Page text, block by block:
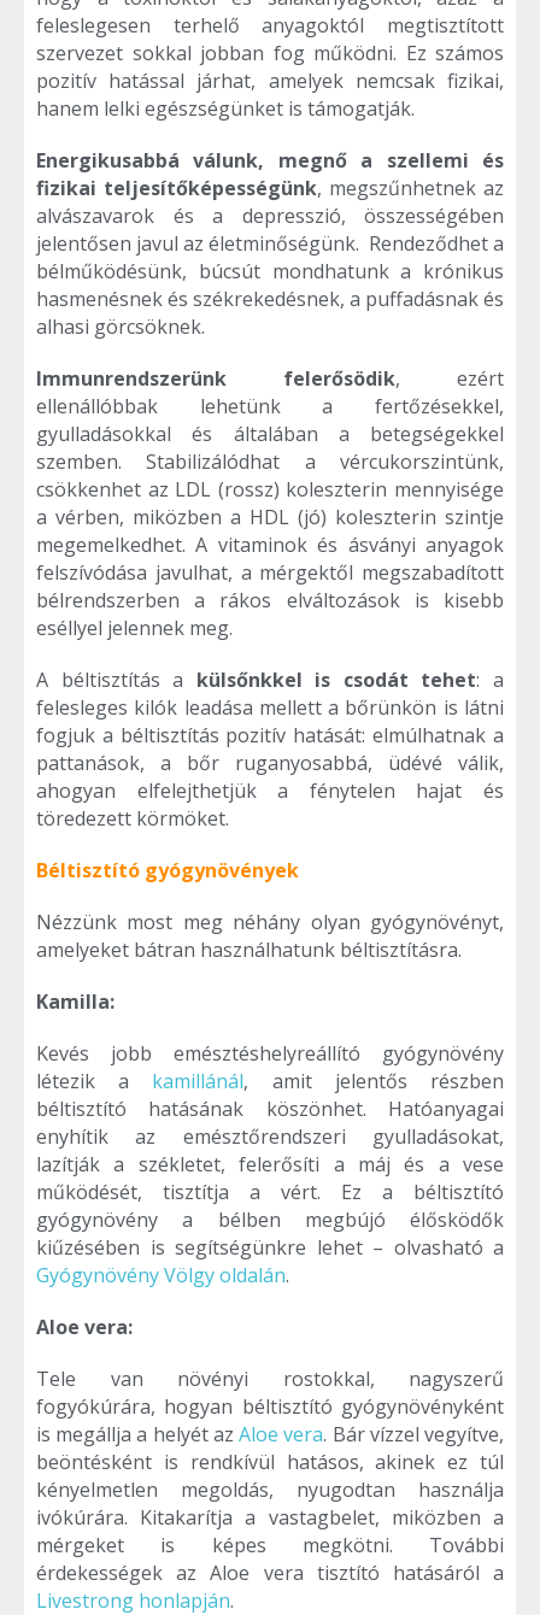
feleslegesen terhelő anyagoktól megtisztított
szervezet sokkal jobban fog működni. Ez számos
pozitív hatással járhat, amelyek nemcsak fizikai,
hanem lelki egészségünket is támogatják.
Energikusabbá válunk, megnő a szellemi és
fizikai teljesítőképességünk, megszűnhetnek az
alvászavarok és a depresszió, összességében
jelentősen javul az életminőségünk. Rendeződhet a
bélműködésünk, búcsút mondhatunk a krónikus
hasmenésnek és székrekedésnek, a puffadásnak és
alhasi görcsöknek.
Immunrendszerünk felerősödik, ezért
ellenállóbbak lehetünk a fertőzésekkel,
gyulladásokkal és általában a betegségekkel
szemben. Stabilizálódhat a vércukorszintünk,
csökkenhet az LDL (rossz) koleszterin mennyisége
a vérben, miközben a HDL (jó) koleszterin szintje
megemelkedhet. A vitaminok és ásványi anyagok
felszívódása javulhat, a mérgektől megszabadított
bélrendszerben a rákos elváltozások is kisebb
eséllyel jelennek meg.
A béltisztítás a külsőnkkel is csodát tehet: a
felesleges kilók leadása mellett a bőrünkön is látni
fogjuk a béltisztítás pozitív hatását: elmúlhatnak a
pattanások, a bőr ruganyosabbá, üdévé válik,
ahogyan elfelejthetjük a fénytelen hajat és
töredezett körmöket.
Béltisztító gyógynövények
Nézzünk most meg néhány olyan gyógynövényt,
amelyeket bátran használhatunk béltisztításra.
Kamilla:
Kevés jobb emésztéshelyreállító gyógynövény
létezik a kamillánál, amit jelentős részben
béltisztító hatásának köszönhet. Hatóanyagai
enyhítik az emésztőrendszeri gyulladásokat,
lazítják a székletet, felerősíti a máj és a vese
működését, tisztítja a vért. Ez a béltisztító
gyógynövény a bélben megbújó élősködők
kiűzésében is segítségünkre lehet – olvasható a
Gyógynövény Völgy oldalán.
Aloe vera:
Tele van növényi rostokkal, nagyszerű
fogyókúrára, hogyan béltisztító gyógynövényként
is megállja a helyét azAloe vera. Bár vízzel vegyítve,
beöntésként is rendkívül hatásos, akinek ez túl
kényelmetlen megoldás, nyugodtan használja
ivókúrára. Kitakarítja a vastagbelet, miközben a
mérgeket is képes megkötni. További
érdekességek az Aloe vera tisztító hatásáról a
Livestrong honlapján.